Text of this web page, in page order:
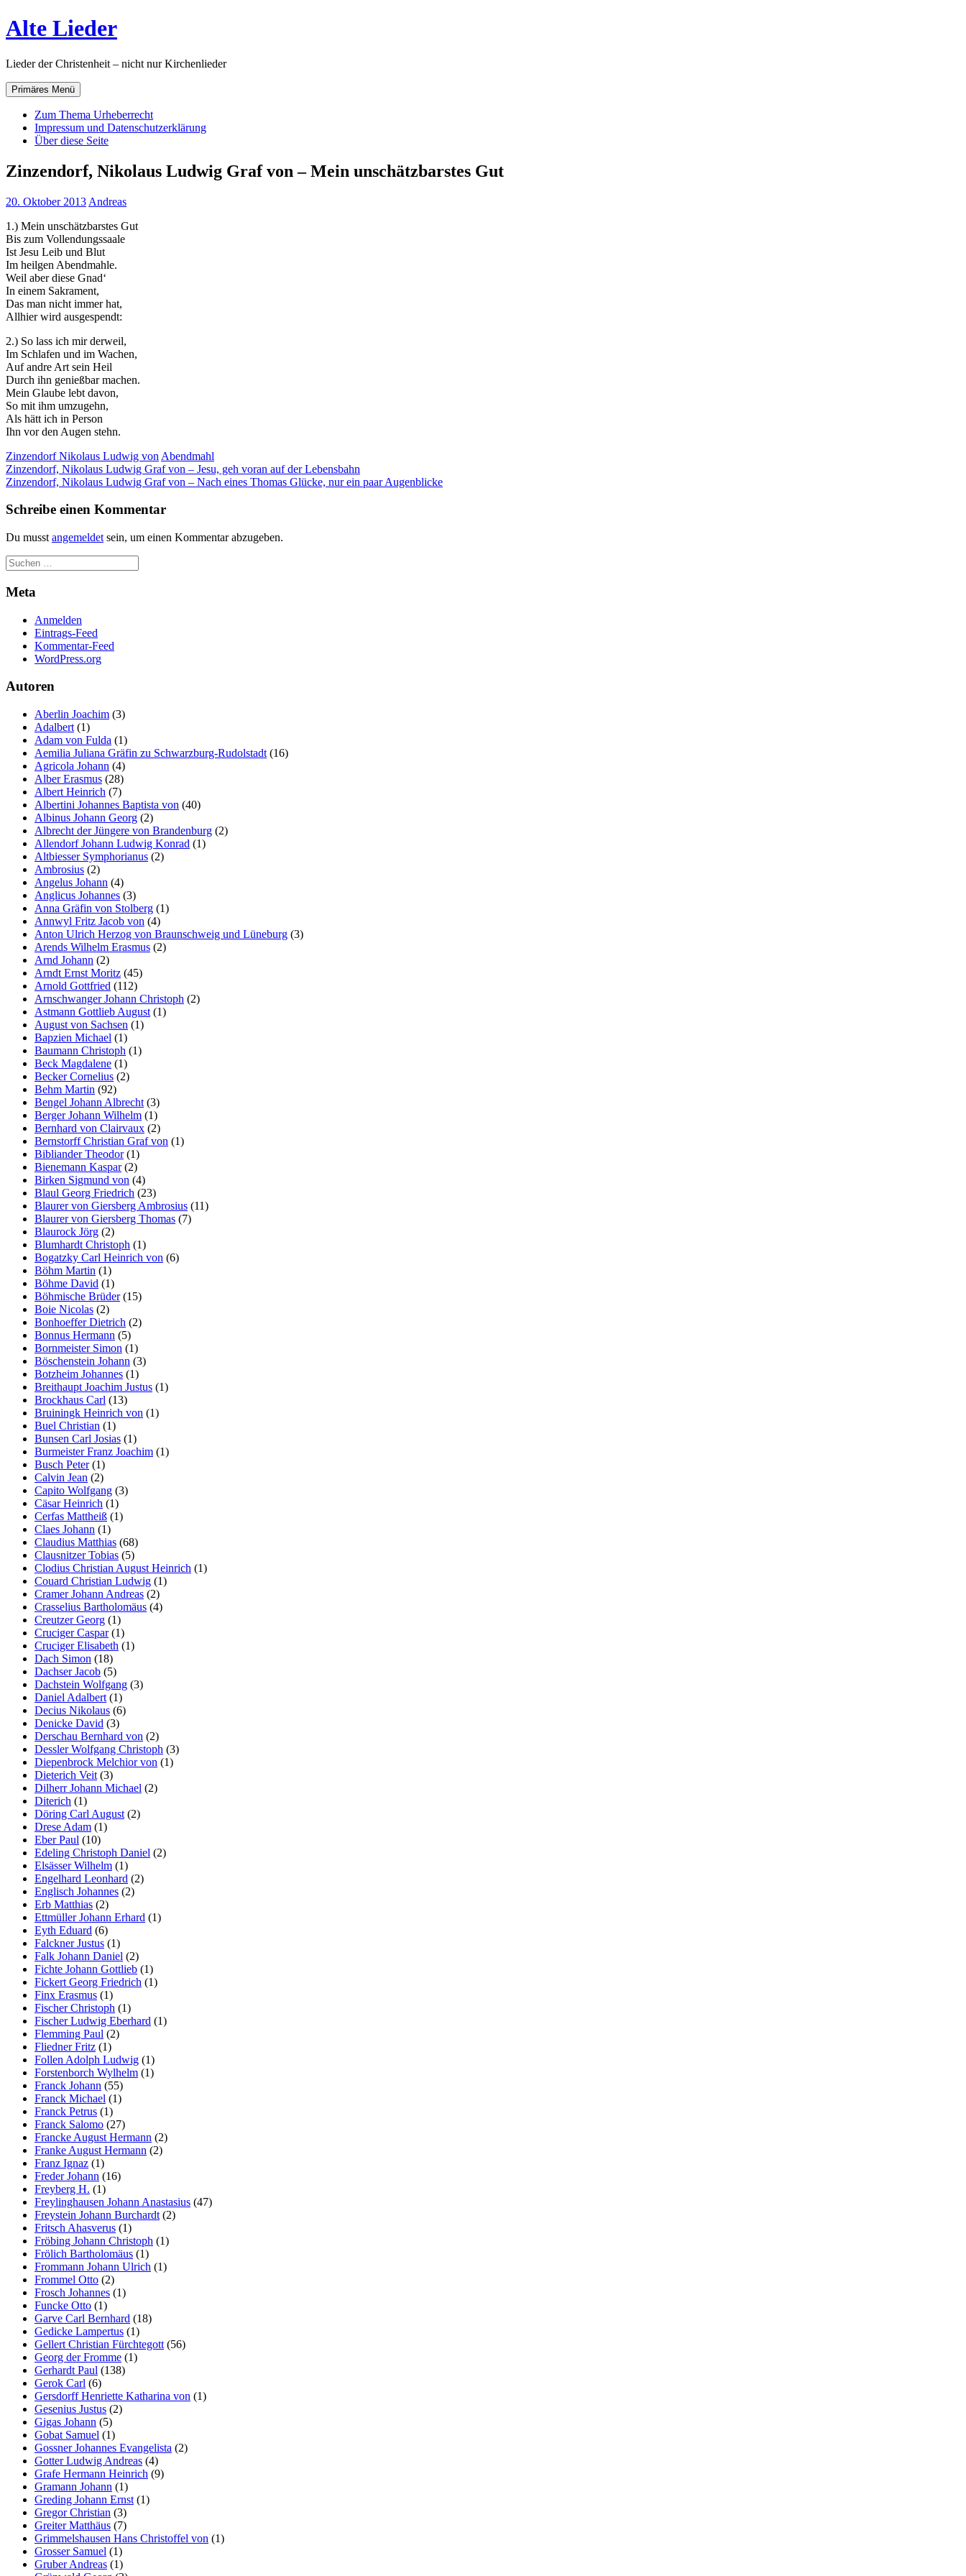
Zum
Inhalt
Alte Lieder
Lieder der Christenheit – nicht nur Kirchenlieder
Primäres Menü
Zum Thema Urheberrecht
Impressum und Datenschutzerklärung
Über diese Seite
Zinzendorf, Nikolaus Ludwig Graf von – Mein unschätzbarstes Gut
20. Oktober 2013 Andreas
1.) Mein unschätzbarstes Gut
Bis zum Vollendungssaale
Ist Jesu Leib und Blut
Im heilgen Abendmahle.
Weil aber diese Gnad‘
In einem Sakrament,
Das man nicht immer hat,
Allhier wird ausgespendt:
2.) So lass ich mir derweil,
Im Schlafen und im Wachen,
Auf andre Art sein Heil
Durch ihn genießbar machen.
Mein Glaube lebt davon,
So mit ihm umzugehn,
Als hätt ich in Person
Ihn vor den Augen stehn.
Zinzendorf Nikolaus Ludwig von Abendmahl
Beitragsnavigation
Zinzendorf, Nikolaus Ludwig Graf von – Jesu, geh voran auf der Lebensbahn
Zinzendorf, Nikolaus Ludwig Graf von – Nach eines Thomas Glücke, nur ein paar Augenblicke
Schreibe einen Kommentar
Du musst angemeldet sein, um einen Kommentar abzugeben.
Meta
Anmelden
Eintrags-Feed
Kommentar-Feed
WordPress.org
Autoren
Aberlin Joachim (3)
Adalbert (1)
Adam von Fulda (1)
Aemilia Juliana Gräfin zu Schwarzburg-Rudolstadt (16)
Agricola Johann (4)
Alber Erasmus (28)
Albert Heinrich (7)
Albertini Johannes Baptista von (40)
Albinus Johann Georg (2)
Albrecht der Jüngere von Brandenburg (2)
Allendorf Johann Ludwig Konrad (1)
Altbiesser Symphorianus (2)
Ambrosius (2)
Angelus Johann (4)
Anglicus Johannes (3)
Anna Gräfin von Stolberg (1)
Annwyl Fritz Jacob von (4)
Anton Ulrich Herzog von Braunschweig und Lüneburg (3)
Arends Wilhelm Erasmus (2)
Arnd Johann (2)
Arndt Ernst Moritz (45)
Arnold Gottfried (112)
Arnschwanger Johann Christoph (2)
Astmann Gottlieb August (1)
August von Sachsen (1)
Bapzien Michael (1)
Baumann Christoph (1)
Beck Magdalene (1)
Becker Cornelius (2)
Behm Martin (92)
Bengel Johann Albrecht (3)
Berger Johann Wilhelm (1)
Bernhard von Clairvaux (2)
Bernstorff Christian Graf von (1)
Bibliander Theodor(1)
Bienemann Kaspar(2)
Birken Sigmund von (4)
Blaul Georg Friedrich (23)
Blaurer von Giersberg Ambrosius (11)
Blaurer von Giersberg Thomas (7)
Blaurock Jörg (2)
Blumhardt Christoph (1)
Bogatzky Carl Heinrich von (6)
Böhm Martin (1)
Böhme David (1)
Böhmische Brüder(15)
Boie Nicolas (2)
Bonhoeffer Dietrich (2)
Bonnus Hermann (5)
Bornmeister Simon (1)
Böschenstein Johann (3)
Botzheim Johannes (1)
Breithaupt Joachim Justus (1)
Brockhaus Carl (13)
Bruiningk Heinrich von (1)
Buel Christian (1)
Bunsen Carl Josias (1)
Burmeister Franz Joachim (1)
Busch Peter(1)
Calvin Jean (2)
Capito Wolfgang (3)
Cäsar Heinrich (1)
Cerfas Mattheiß (1)
Claes Johann (1)
Claudius Matthias (68)
Clausnitzer Tobias (5)
Clodius Christian August Heinrich (1)
Couard Christian Ludwig (1)
Cramer Johann Andreas (2)
Crasselius Bartholomäus (4)
Creutzer Georg (1)
Cruciger Caspar(1)
Cruciger Elisabeth (1)
Dach Simon (18)
Dachser Jacob (5)
Dachstein Wolfgang (3)
Daniel Adalbert (1)
Decius Nikolaus (6)
Denicke David (3)
Derschau Bernhard von (2)
Dessler Wolfgang Christoph (3)
Diepenbrock Melchior von (1)
Dieterich Veit (3)
Dilherr Johann Michael (2)
Diterich (1)
Döring Carl August (2)
Drese Adam (1)
Eber Paul (10)
Edeling Christoph Daniel (2)
Elsässer Wilhelm (1)
Engelhard Leonhard (2)
Englisch Johannes (2)
Erb Matthias (2)
Ettmüller Johann Erhard (1)
Eyth Eduard (6)
Falckner Justus (1)
Falk Johann Daniel (2)
Fichte Johann Gottlieb (1)
Fickert Georg Friedrich (1)
Finx Erasmus (1)
Fischer Christoph (1)
Fischer Ludwig Eberhard (1)
Flemming Paul (2)
Fliedner Fritz (1)
Follen Adolph Ludwig (1)
Forstenborch Wylhelm (1)
Franck Johann (55)
Franck Michael (1)
Franck Petrus (1)
Franck Salomo (27)
Francke August Hermann (2)
Franke August Hermann (2)
Franz Ignaz (1)
Freder Johann (16)
Freyberg H. (1)
Freylinghausen Johann Anastasius (47)
Freystein Johann Burchardt (2)
Fritsch Ahasverus (1)
Fröbing Johann Christoph (1)
Frölich Bartholomäus (1)
Frommann Johann Ulrich (1)
Frommel Otto (2)
Frosch Johannes (1)
Funcke Otto (1)
Garve Carl Bernhard (18)
Gedicke Lampertus (1)
Gellert Christian Fürchtegott (56)
Georg der Fromme (1)
Gerhardt Paul (138)
Gerok Carl (6)
Gersdorff Henriette Katharina von (1)
Gesenius Justus (2)
Gigas Johann (5)
Gobat Samuel (1)
Gossner Johannes Evangelista (2)
Gotter Ludwig Andreas (4)
Grafe Hermann Heinrich (9)
Gramann Johann (1)
Greding Johann Ernst (1)
Gregor Christian (3)
Greiter Matthäus (7)
Grimmelshausen Hans Christoffel von (1)
Grosser Samuel (1)
Gruber Andreas (1)